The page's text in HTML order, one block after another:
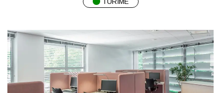
TURIME